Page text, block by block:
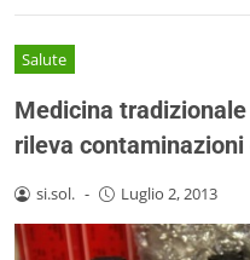
Salute
Medicina
rileva
si.sol. - Luglio 2, 2013